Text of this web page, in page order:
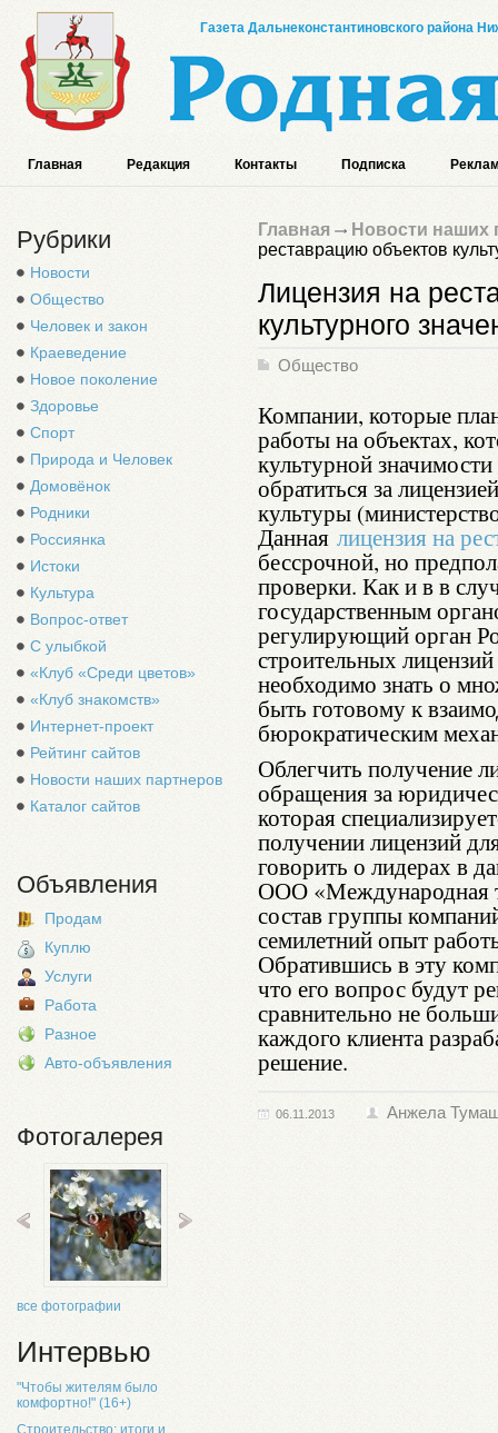
Газета Дальнеконстантиновского района
Главная Редакция Контакты Подписка
Рубрики
Новости
Общество
Человек и закон
Краеведение
Новое поколение
Здоровье
Спорт
Природа и Человек
Домовёнок
Родники
Россиянка
Истоки
Культура
Вопрос-ответ
С улыбкой
«Клуб «Среди цветов»
«Клуб знакомств»
Интернет-проект
Рейтинг сайтов
Новости наших партнеров
Каталог сайтов
Объявления
Продам
Куплю
Услуги
Работа
Разное
Авто-объявления
Фотогалерея
все фотографии
Интервью
"Чтобы жителям было
комфортно!" (16+)
Строительство: итоги и
Главная
Новости наших
реставрацию объектов
Лицензия на
культурного
Общество
Компании, которые
работы на объектах,
культурной
обратиться за
культуры
Данная лицензия на
бессрочной, но
проверки. Как и в в
государственным
регулирующий орган
строительных
необходимо знать о
быть готовому к
бюрократическим
Облегчить получение
обращения за
которая
получении лицензий
говорить о лидерах в
ООО «Международная
состав группы
семилетний опыт
Обратившись в эту
что его вопрос будут
сравнительно не
каждого клиента
решение.
06.11.2013 Анжела